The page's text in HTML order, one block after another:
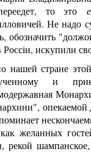
то это
Не надо
обозначить
искупили
нашей стране
и
опекаемой
желанных
рекой